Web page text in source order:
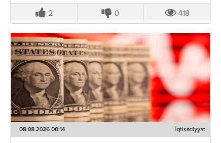
2 0 418
08.08.2026 00:14 İqtisadiyyat